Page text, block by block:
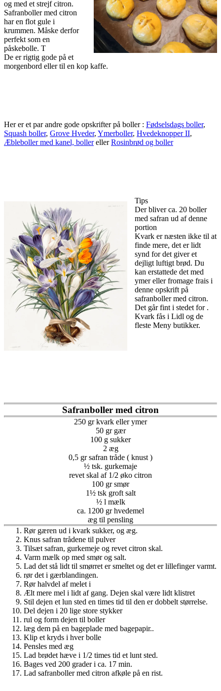
og med et strejf citron.
Safranboller med citron
har en flot gule i
krummen. Måske derfor
perfekt som en
påskebolle. T
De er rigtig gode på et
morgenbord eller til en kop kaffe.
Her er et par andre gode opskrifter på boller : Fødselsdags boller,
Squash boller, Grove Hveder, Ymerboller, Hvedeknopper II,
Æbleboller med kanel, bollerellerRosinbrød og boller
Tips
Der bliver ca. 20 boller
med safran ud af denne
portion
Kvark er næsten ikke til at
finde mere, det er lidt
synd for det giver et
dejligt luftigt brød. Du
kan erstattede det med
ymer eller fromage frais i
denne opskrift på
safranboller med citron.
Det går fint i stedet for .
Kvark fås i Lidl og de
fleste Meny butikker.
Safranboller med citron
250 gr kvark eller ymer
50 gr gær
100 g sukker
2 æg
0,5 gr safran tråde ( knust )
½ tsk. gurkemaje
revet skal af 1/2 øko citron
100 gr smør
1½ tsk groft salt
½ l mælk
ca. 1200 gr hvedemel
æg til pensling
Rør gæren ud i kvark sukker, og æg.
Knus safran trådene til pulver
Tilsæt safran, gurkemeje og revet citron skal.
Varm mælk op med smør og salt.
Lad det stå lidt til smørret er smeltet og det er lillefinger varmt.
rør det i gærblandingen.
Rør halvdel af melet i
Ælt mere mel i lidt af gang. Dejen skal være lidt klistret
Stil dejen et lun sted en times tid til den er dobbelt størrelse.
Del dejen i 20 lige store stykker
rul og form dejen til boller
læg dem på en bageplade med bagepapir..
Klip et kryds i hver bolle
Pensles med æg
Lad brødet hæve i 1/2 times tid et lunt sted.
Bages ved 200 grader i ca. 17 min.
Lad safranboller med citron afkøle på en rist.